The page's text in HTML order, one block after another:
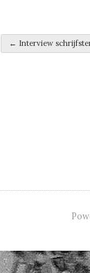
Post
← Interview